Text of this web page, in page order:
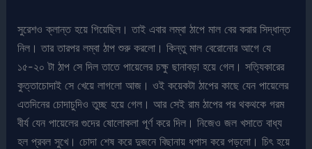
সুরেশও ক্লান্ত হয়ে গিয়েছিল। তাই এবার লম্বা ঠাপে মাল বের করার সিদ্ধান্ত
নিল। তার তারপর লম্বা ঠাপ শুরু করলো। কিন্তু মাল বেরোনোর আগে যে
১৫-২০ টা ঠাপ সে দিল তাতে পায়েলের চক্ষু ছানাবড়া হয়ে গেল। সত্যিকারের
কুত্তাচোদাই সে খেয়ে লাগলো আজ। ওই কয়েকটা ঠাপের কাছে যেন পায়েলের
এতদিনের চোদাচুদিও তুচ্ছ হয়ে গেল। আর সেই রাম ঠাপের পর থকথকে গরম
বীর্য যেন পায়েলের গুদের ষোলোকলা পূর্ণ করে দিল। নিজেও জল খসাতে বাধ্য
হল প্রবল সুখে। চোদা শেষ করে দুজনে বিছানায় ধপাস করে পড়লো। চিৎ হয়ে